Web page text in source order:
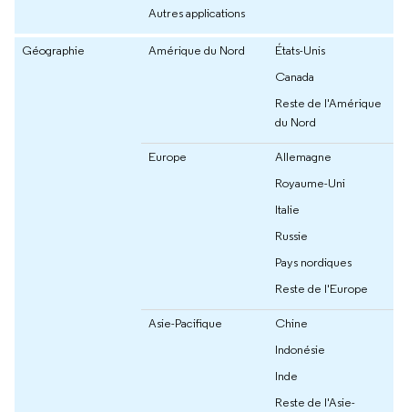
Autres applications
Géographie Amérique du Nord
États-Unis
Canada
Reste de l'Amérique
du Nord
Europe
Allemagne
Royaume-Uni
Italie
Russie
Pays nordiques
Reste de l'Europe
Asie-Pacifique
Chine
Indonésie
Inde
Reste de l'Asie-